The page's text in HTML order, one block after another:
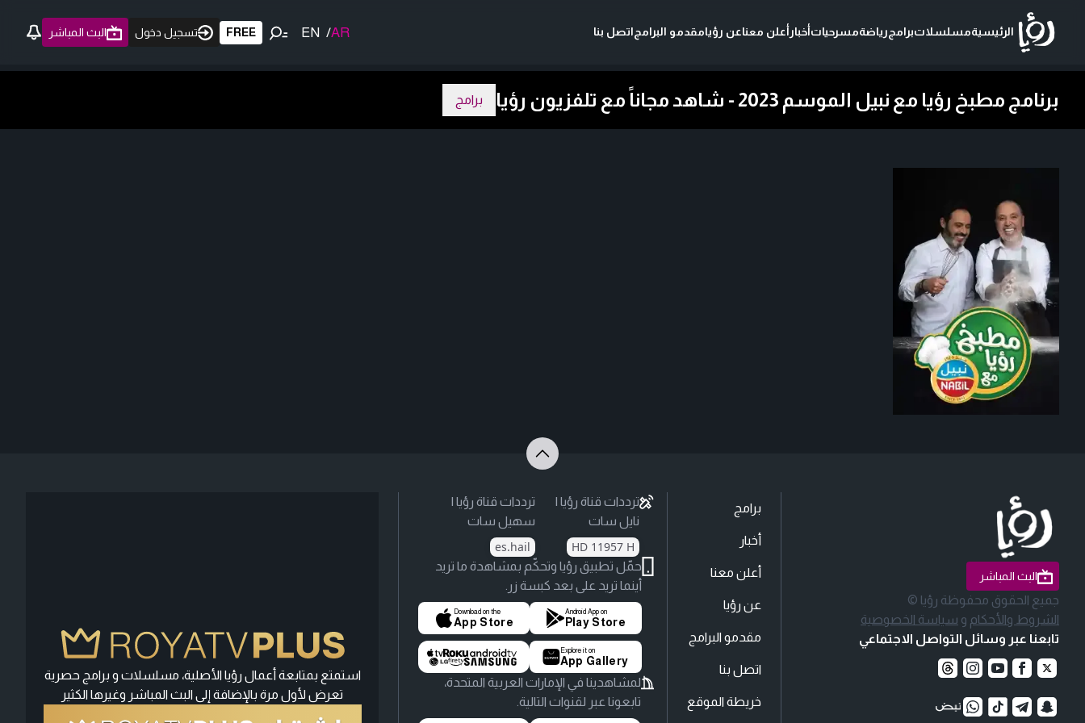
الرئيسيةمسلسلاتبرامجرياضةمسرحياتأخبارأعلن معناعن رؤيامقدمو البرامجاتصل بنا AR
/
EN
FREE تسجيل دخول البث المباشر
برنامج مطبخ رؤيا مع نبيل الموسم 2023 - شاهد مجاناً مع تلفزيون رؤيا برامج
البث المباشر
جميع الحقوق محفوظة رؤيا ©
الشروط والأحكام و سياسة الخصوصية
تابعنا عبر وسائل التواصل الاجتماعي
برامج
أخبار
أعلن معنا
عن رؤيا
مقدمو البرامج
اتصل بنا
خريطة الموقع
ترددات قناة رؤيا |
نايل سات
HD 11957 H
ترددات قناة رؤيا |
سهيل سات
es.hail
حمّل تطبيق رؤيا وتحكّم بمشاهدة ما تريد
أينما تريد على بعد كبسة زر.
Android App on
Play Store
Download on the
App Store
Explore it on
App Gallery
لمشاهدينا في الإمارات العربية المتحدة،
تابعونا عبر لقنوات التالية.
استمتع بمتابعة أعمال رؤيا الأصلية، مسلسلات و برامج حصرية
تعرض لأول مرة بالإضافة إلى البث المباشر وغيرها الكثير